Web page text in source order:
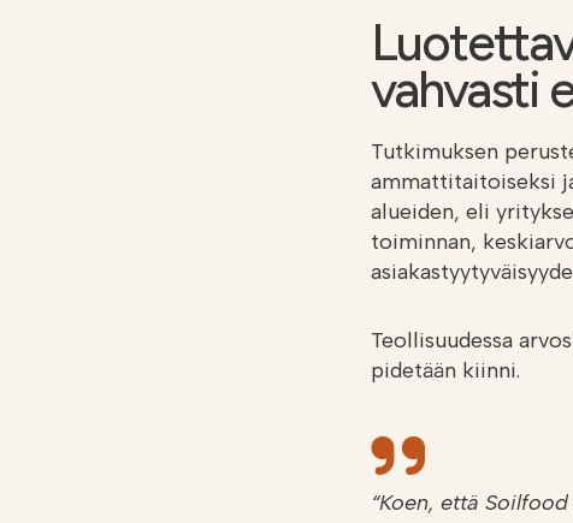
vahvasti
Tutkimuksen
ammattitaitoiseksi
alueiden, eli
toiminnan,
Teollisuudessa
pidetään kiinni.
“Koen, että